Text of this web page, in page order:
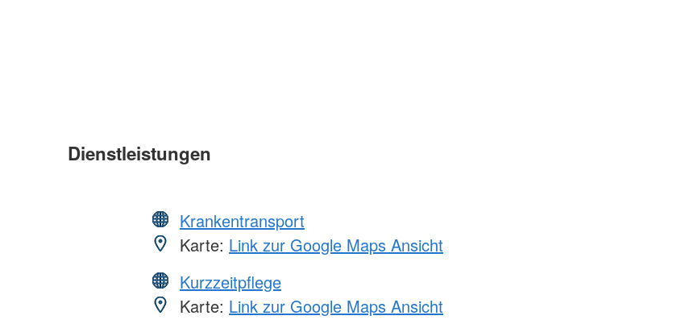
Dienstleistungen
Krankentransport
Karte: Link zur Google Maps Ansicht
Kurzzeitpflege
Karte: Link zur Google Maps Ansicht